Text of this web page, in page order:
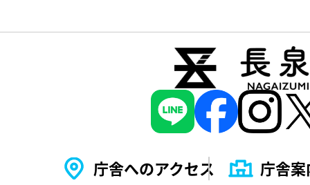
庁舎へのアクセス
庁舎案